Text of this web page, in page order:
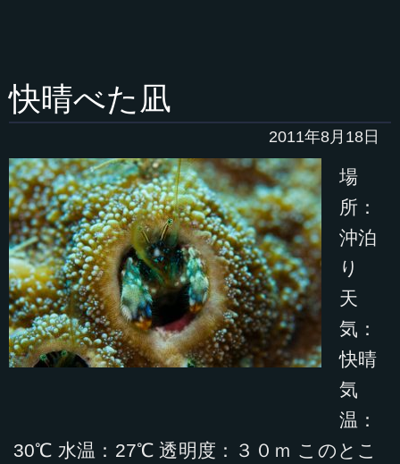
快晴べた凪
2011年8月18日
場
所：
沖泊
り
天
気：
快晴
気
温：
30℃ 水温：27℃ 透明度：３０ｍ このとこ